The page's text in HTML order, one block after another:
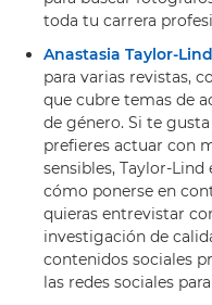
toda tu carrera
Anastasia Taylor-Lind
para varias revistas,
que cubre temas de
de género. Si te
prefieres actuar con
sensibles, Taylor-
cómo ponerse en
quieras entrevistar
investigación de
contenidos sociales
las redes sociales